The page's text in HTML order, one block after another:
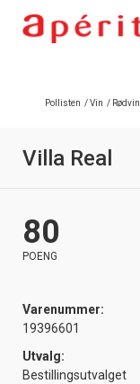
Pollisten /Vin / Rødvin
Villa Real
80
POENG
Varenummer:
19396601
Utvalg:
Bestillingsutvalget